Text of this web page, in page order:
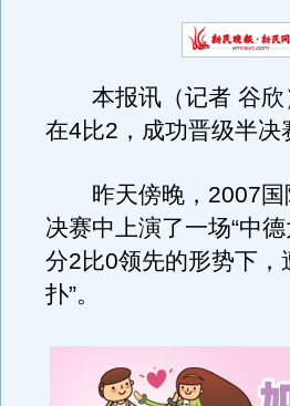
本报讯（记者 谷欣
在4比2，成功晋级半决
昨天傍晚，2007国
决赛中上演了一场“中
分2比0领先的形势下，
扑”。